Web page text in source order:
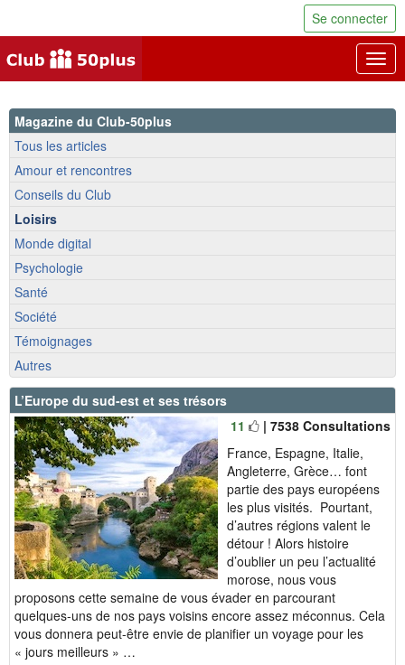
Se connecter
Magazine du Club-50plus
Tous les articles
Amour et rencontres
Conseils du Club
Loisirs
Monde digital
Psychologie
Santé
Société
Témoignages
Autres
L’Europe du sud-est et ses trésors
11
| 7538 Consultations
France, Espagne, Italie,
Angleterre, Grèce… font
partie des pays européens
les plus visités. Pourtant,
d’autres régions valent le
détour ! Alors histoire
d’oublier un peu l’actualité
morose, nous vous
proposons cette semaine de vous évader en parcourant
quelques-uns de nos pays voisins encore assez méconnus. Cela
vous donnera peut-être envie de planifier un voyage pour les
« jours meilleurs » …